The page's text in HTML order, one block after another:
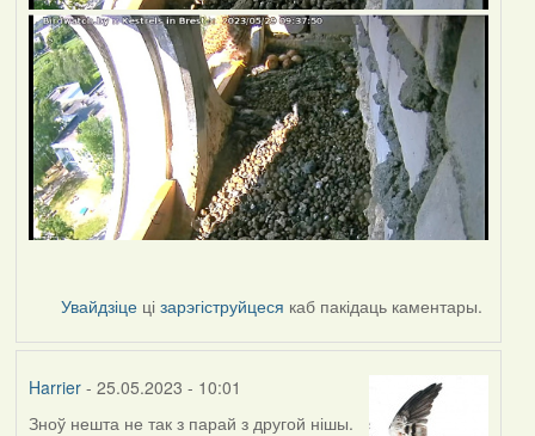
Увайдзіце цізарэгіструйцеся каб пакідаць каментары.
Harrier- 25.05.2023 - 10:01
Зноў нешта не так з парай з другой нішы.